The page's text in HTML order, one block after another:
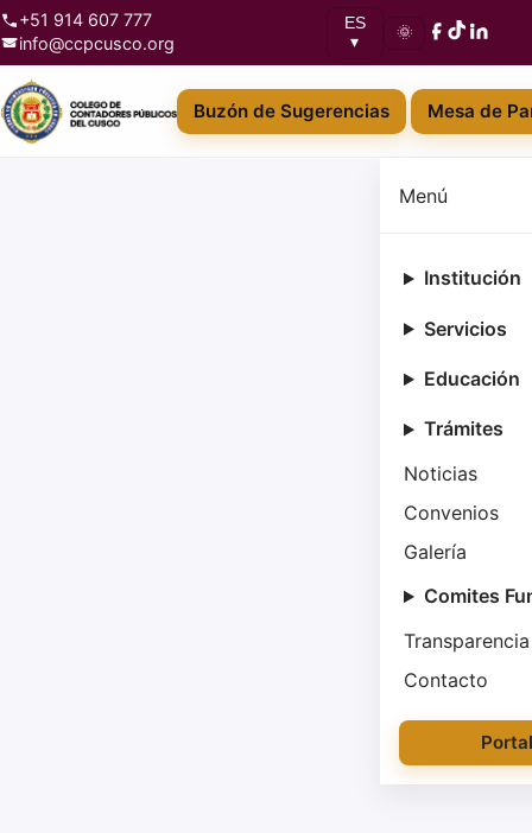
+51 914 607 777
info@ccpcusco.org
ES
▾
🌞
Buzón de Sugerencias Mesa de
Menú
Institución
Servicios
Educación
Trámites
Noticias
Convenios
Galería
Comites
Transparencia
Contacto